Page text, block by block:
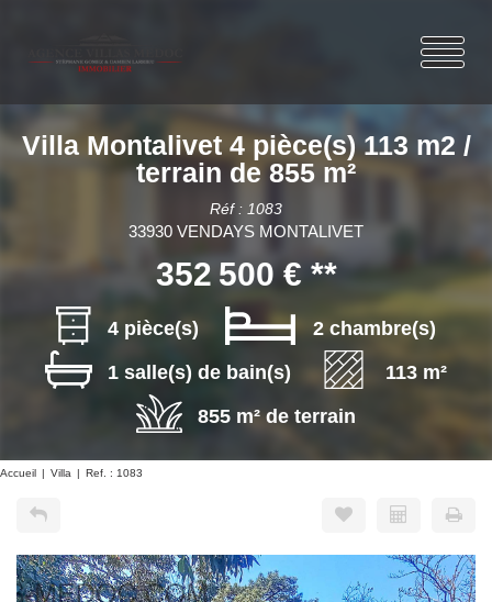
Villa Montalivet 4 pièce(s) 113 m2 /
terrain de 855 m²
Réf : 1083
33930 VENDAYS MONTALIVET
352 500 € **
4 pièce(s)
2 chambre(s)
1 salle(s) de bain(s)
113 m²
855 m² de terrain
Accueil Villa Ref. : 1083